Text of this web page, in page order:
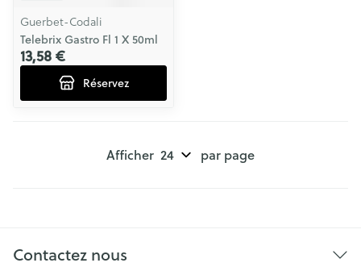
Guerbet-Codali
Telebrix Gastro Fl 1 X 50ml
13,58 €
Réservez
Afficher par page
Contactez nous